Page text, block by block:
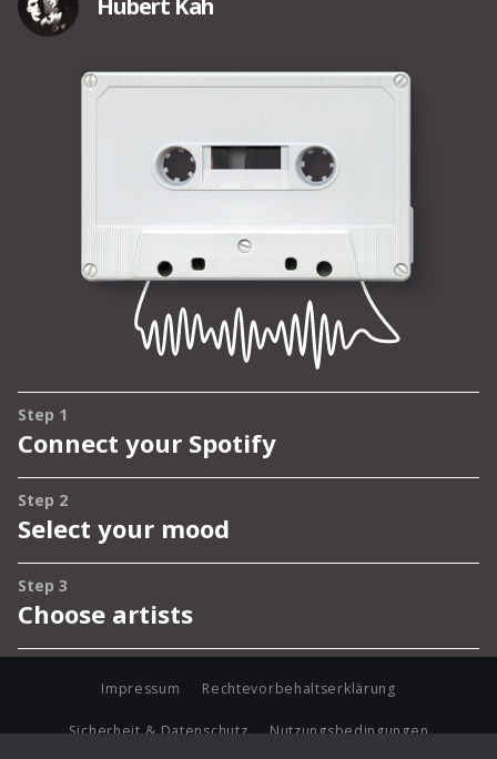
Impressum Rechtevorbehaltserklärung
Sicherheit & Datenschutz Nutzungsbedingungen